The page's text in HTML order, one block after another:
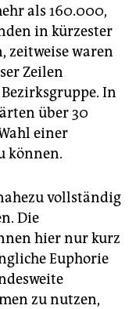
als 160.000,
in kürzester
zeitweise waren
Zeilen
In
über 30
einer
können.
vollständig
Die
hier nur kurz
Euphorie
zu nutzen,